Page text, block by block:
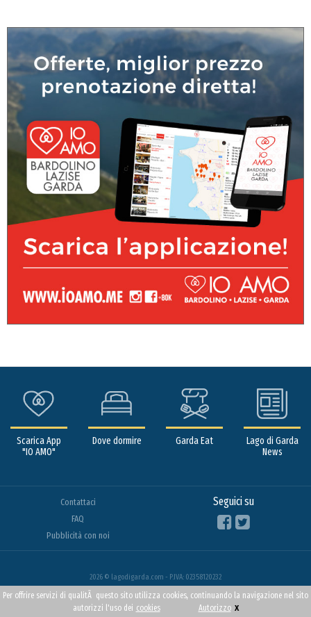
Scarica App
"IO AMO"
Dove dormire Garda Eat
Lago di Garda
News
Contattaci
FAQ
Pubblicità con noi
Seguici su
2026 © lagodigarda.com - P.IVA: 02358120232
Per offrire servizi di qualitÃ questo sito utilizza cookies, continuando la navigazione nel sito
autorizzi l'uso dei cookies Autorizzo x